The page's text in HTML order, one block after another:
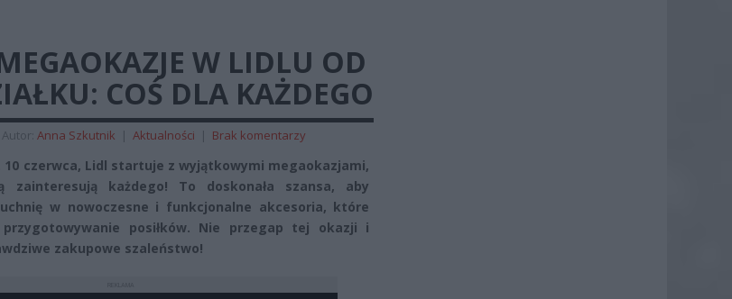
W LIDLU OD
COŚ DLA KAŻDEGO
Autor: Anna Szkutnik | Aktualności | Brak komentarzy
10 czerwca, Lidl startuje z wyjątkowymi megaokazjami,
zainteresują każdego! To doskonała szansa, aby
w nowoczesne i funkcjonalne akcesoria, które
przygotowywanie posiłków. Nie przegap tej okazji i
zakupowe szaleństwo!